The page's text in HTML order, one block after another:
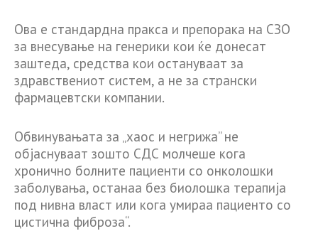
Ова е стандардна пракса и препорака на СЗО
за внесување на генерики кои ќе донесат
заштеда, средства кои остануваат за
здравствениот систем, а не за странски
фармацевтски компании.
Обвинувањата за „хаос и негрижа” не
објаснуваат зошто СДС молчеше кога
хронично болните пациенти со онколошки
заболувања, останаа без биолошка терапија
под нивна власт или кога умираа пациенто со
цистична фиброза“.